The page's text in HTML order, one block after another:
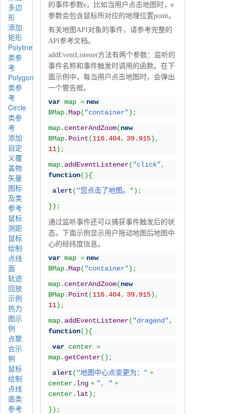
多边
形
添加
矩形
Polyline
类参
考
Polygon
类参
考
Circle
类参
考
添加
自定
义覆
盖物
矢量
图标
及类
参考
鼠标
测距
鼠标
绘制
点线
面
轨迹
回放
示例
热力
图示
例
点聚
合示
例
鼠标
绘制
点线
面类
参考
的事件参数e，比如当用户点击地图时，e
参数会包含鼠标所对应的地理位置point。
有关地图API对象的事件，请参考完整的
API参考文档。
addEventListener方法有两个参数：监听的
事件名称和事件触发时调用的函数。在下
面示例中，每当用户点击地图时，会弹出
一个警告框。
varmap = new
BMap.Map( "container") ;
map. centerAndZoom(new
BMap. Point(116.404, 39.915) ,
11) ;
map. addEventListener( "click",
function(){
alert( "您点击了地图。 ") ;
}) ;
通过监听事件还可以捕获事件触发后的状
态。下面示例显示用户拖动地图后地图中
心的经纬度信息。
varmap = new
BMap.Map( "container") ;
map. centerAndZoom(new
BMap. Point(116.404, 39.915) ,
11) ;
map. addEventListener( "dragend",
function(){
varcenter =
map. getCenter() ;
alert( "地图中心点变更为： " +
center. lng + ", " +
center. lat) ;
}) ;